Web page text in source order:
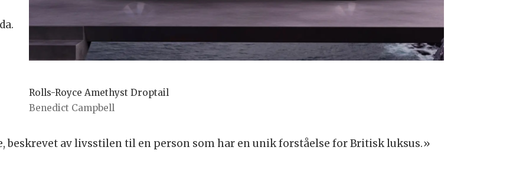
Rolls-Royce Amethyst Droptail
Benedict Campbell
av livsstilen til en person som har en unik forståelse for Britisk luksus.»